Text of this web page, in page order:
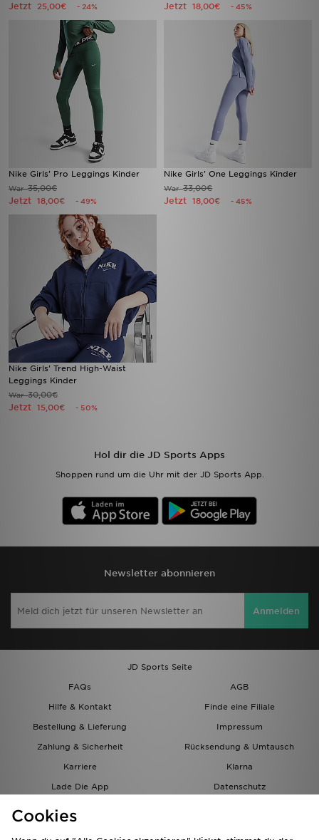
Jetzt 25,00€ - 24% Jetzt 18,00€ - 45%
Nike Girls' Pro Leggings Kinder
War35,00€
Jetzt 18,00€ - 49%
Nike Girls' One Leggings Kinder
War33,00€
Jetzt 18,00€ - 45%
Nike Girls' Trend High-Waist
Leggings Kinder
War30,00€
Jetzt 15,00€ - 50%
Hol dir die JD Sports Apps
Shoppen rund um die Uhr mit der JD Sports App.
Newsletter abonnieren
Anmelden
JD Sports Seite
FAQs
AGB
Hilfe & Kontakt
Finde eine Filiale
Bestellung & Lieferung
Impressum
Zahlung & Sicherheit
Rücksendung & Umtausch
Karriere
Klarna
Lade Die App
Datenschutz
Cookies